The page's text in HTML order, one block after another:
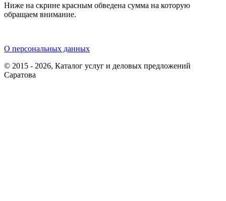
Ниже на скрине красным обведена сумма на которую
обращаем внимание.
О персональных данных
© 2015 - 2026, Каталог услуг и деловых предложений
Саратова